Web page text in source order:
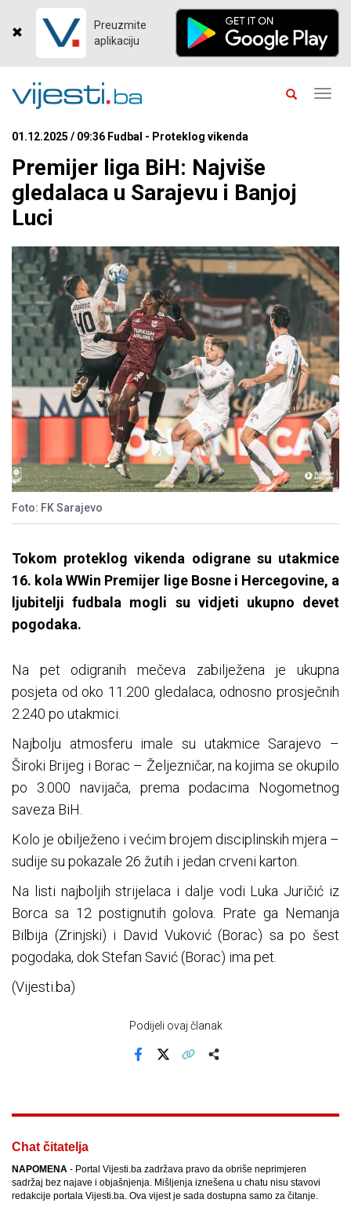
Preuzmite
aplikaciju
01.12.2025 / 09:36 Fudbal - Proteklog vikenda
Premijer liga BiH: Najviše
gledalaca u Sarajevu i Banjoj
Luci
Foto: FK Sarajevo
Tokom proteklog vikenda odigrane su utakmice
16. kola WWin Premijer lige Bosne i Hercegovine, a
ljubitelji fudbala mogli su vidjeti ukupno devet
pogodaka.
Na pet odigranih mečeva zabilježena je ukupna
posjeta od oko 11.200 gledalaca, odnosno prosječnih
2.240 po utakmici.
Najbolju atmosferu imale su utakmice Sarajevo –
Široki Brijeg i Borac – Željezničar, na kojima se okupilo
po 3.000 navijača, prema podacima Nogometnog
saveza BiH.
Kolo je obilježeno i većim brojem disciplinskih mjera –
sudije su pokazale 26 žutih i jedan crveni karton.
Na listi najboljih strijelaca i dalje vodi Luka Juričić iz
Borca sa 12 postignutih golova. Prate ga Nemanja
Bilbija (Zrinjski) i David Vuković (Borac) sa po šest
pogodaka, dok Stefan Savić (Borac) ima pet.
(Vijesti.ba)
Podijeli ovaj članak
Chat čitatelja
NAPOMENA - Portal Vijesti.ba zadržava pravo da obriše neprimjeren
sadržaj bez najave i objašnjenja. Mišljenja iznešena u chatu nisu stavovi
redakcije portala Vijesti.ba. Ova vijest je sada dostupna samo za čitanje.